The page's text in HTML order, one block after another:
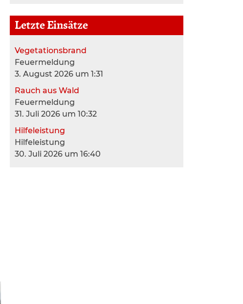
Letzte Einsätze
Vegetationsbrand
Feuermeldung
3. August 2026 um 1:31
Rauch aus Wald
Feuermeldung
31. Juli 2026 um 10:32
Hilfeleistung
Hilfeleistung
30. Juli 2026 um 16:40